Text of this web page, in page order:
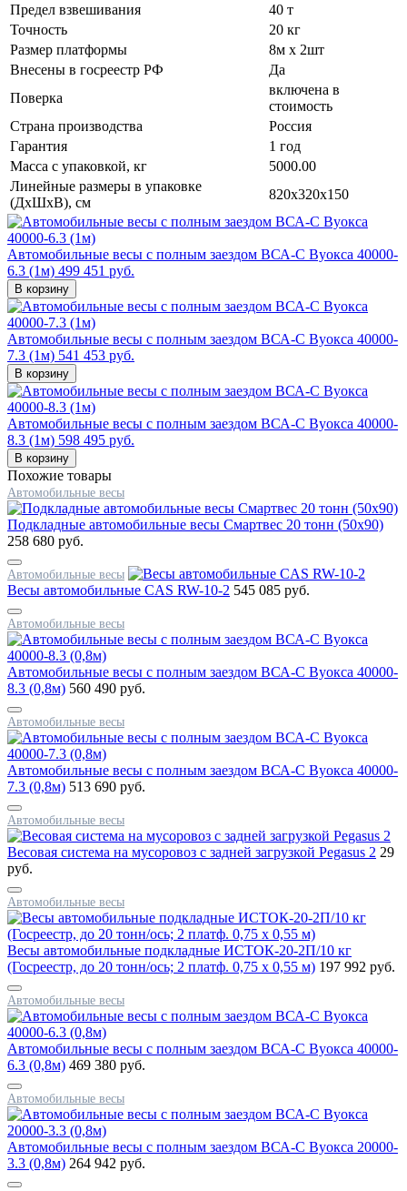
Предел взвешивания
40 т
Точность
20 кг
Размер платформы
8м x 2шт
Внесены в госреестр РФ
Да
Поверка
включена в
стоимость
Страна производства
Россия
Гарантия
1 год
Масса с упаковкой, кг
5000.00
Линейные размеры в упаковке
(ДxШxВ), см
820x320x150
Автомобильные весы с полным заездом ВСА-С Вуокса 40000-
6.3 (1м) 499 451 руб.
В корзину
Автомобильные весы с полным заездом ВСА-С Вуокса 40000-
7.3 (1м) 541 453 руб.
В корзину
Автомобильные весы с полным заездом ВСА-С Вуокса 40000-
8.3 (1м) 598 495 руб.
В корзину
Похожие товары
Автомобильные весы
Подкладные автомобильные весы Смартвес 20 тонн (50x90)
258 680 руб.
Автомобильные весы
Весы автомобильные CAS RW-10-2 545 085 руб.
Автомобильные весы
Автомобильные весы с полным заездом ВСА-С Вуокса 40000-
8.3 (0,8м) 560 490 руб.
Автомобильные весы
Автомобильные весы с полным заездом ВСА-С Вуокса 40000-
7.3 (0,8м) 513 690 руб.
Автомобильные весы
Весовая система на мусоровоз с задней загрузкой Pegasus 2 29
руб.
Автомобильные весы
Весы автомобильные подкладные ИСТОК-20-2П/10 кг
(Госреестр, до 20 тонн/ось; 2 платф. 0,75 х 0,55 м) 197 992 руб.
Автомобильные весы
Автомобильные весы с полным заездом ВСА-С Вуокса 40000-
6.3 (0,8м) 469 380 руб.
Автомобильные весы
Автомобильные весы с полным заездом ВСА-С Вуокса 20000-
3.3 (0,8м) 264 942 руб.